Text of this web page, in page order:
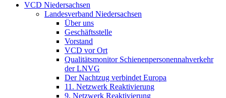
VCD Niedersachsen
Landesverband Niedersachsen
Über uns
Geschäftsstelle
Vorstand
VCD vor Ort
Qualitätsmonitor Schienenpersonennahverkehr
der LNVG
Der Nachtzug verbindet Europa
11. Netzwerk Reaktivierung
9. Netzwerk Reaktivierung